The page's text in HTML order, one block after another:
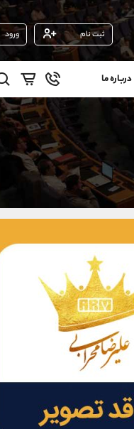
ثبت نام ورود
درباره ما
(محسن یزدی)
09304891085
شروع گفتگو
@Armteam_admin_103
021-22021030
90001030
@alirezamehrabi_com
@alirezamehrabi_official